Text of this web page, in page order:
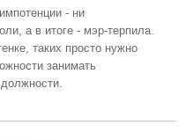
- ни
а в итоге - мэр-терпила.
таких просто нужно
занимать